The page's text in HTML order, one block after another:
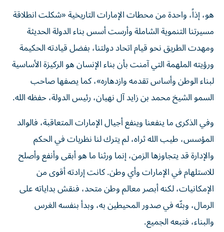
هو، إذاً، واحدة من محطات الإمارات التاريخية «شكلت انطلاقة
مسيرتنا التنموية الشاملة وأرست أسس بناء الدولة الحديثة
ومهدت الطريق نحو قيام اتحاد دولتنا، بفضل قيادته الحكيمة
ورؤيته الملهمة التي آمنت بأن بناء الإنسان هو الركيزة الأساسية
لبناء الوطن وأساس تقدمه وازدهاره»، كما يصفها صاحب
السمو الشيخ محمد بن زايد آل نهيان، رئيس الدولة، حفظه الله.
وفي الذكرى ما ينفعنا وينفع أجيال الإمارات المتعاقبة، فالوالد
المؤسس، طيب الله ثراه، لم يترك لنا نظريات في الحكم
والإدارة قد يتجاوزها الزمن، إنما ورثنا ما هو أبقى وأنفع وأصلح
للاستلهام في الإمارات وأي وطن. كانت إرادته أقوى من
الإمكانيات، لكنه أبصر معالم وطن متحد، فنقش بداياته على
الرمال، وبثّه في صدور المحيطين به، وبدأ بنفسه الغرس
والبناء، فتبعه الجميع.